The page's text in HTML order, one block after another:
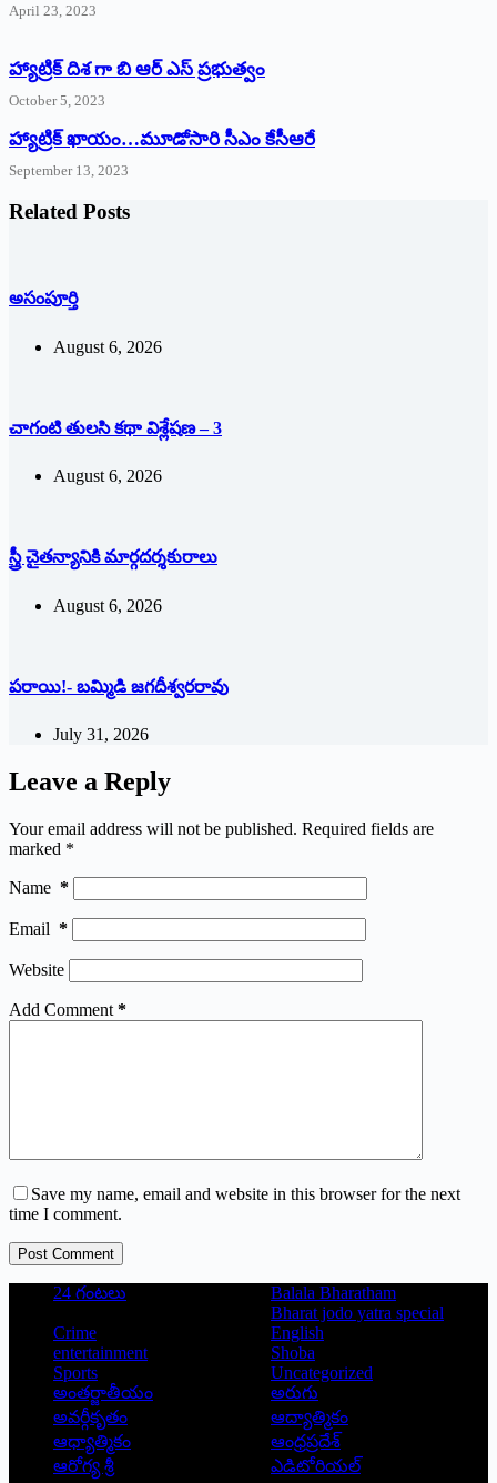
April 23, 2023
హ్యాట్రిక్ దిశ గా బి ఆర్ ఎస్ ప్రభుత్వం
October 5, 2023
హ్యాట్రిక్‌ ‌ఖాయం…మూడోసారి సీఎం కేసీఆరే
September 13, 2023
Related Posts
అసంపూర్తి
August 6, 2026
చాగంటి తులసి కథా విశ్లేషణ – 3
August 6, 2026
స్త్రీ చైతన్యానికి మార్గదర్శకురాలు
August 6, 2026
పరాయి!- బమ్మిడి జగదీశ్వరరావు
July 31, 2026
Leave a Reply
Your email address will not be published. Required fields are
marked *
Name *
Email *
Website
Add Comment *
Save my name, email and website in this browser for the next
time I comment.
Post Comment
24 గంటలు
Balala Bharatham
Bharat jodo yatra special
Crime
English
entertainment
Shoba
Sports
Uncategorized
అంతర్జాతీయం
అరుగు
అవర్గీకృతం
ఆద్యాత్మికం
ఆధ్యాత్మికం
ఆంధ్రప్రదేశ్
ఆరోగ్య శ్రీ
ఎడిటోరియల్